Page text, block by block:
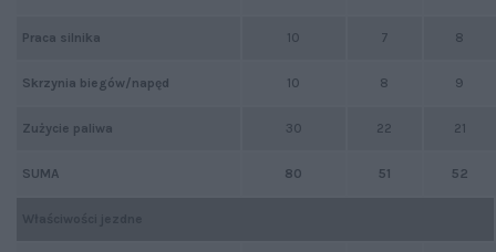
10 7 8
10 8 9
30 22 21
80 51 52
Praca silnika
Skrzynia biegów/napęd
Zużycie paliwa
SUMA